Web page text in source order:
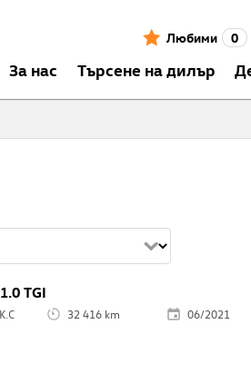
Любими 0
За нас Търсене на дилър
TGI
32 416 km
06/2021